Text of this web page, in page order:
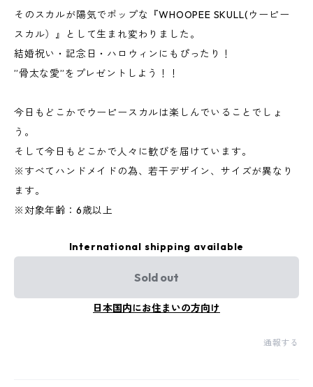
そのスカルが陽気でポップな『WHOOPEE SKULL(ウーピー
スカル）』として生まれ変わりました。
結婚祝い・記念日・ハロウィンにもぴったり！
”骨太な愛”をプレゼントしよう！！
今日もどこかでウーピースカルは楽しんでいることでしょ
う。
そして今日もどこかで人々に歓びを届けています。
※すべてハンドメイドの為、若干デザイン、サイズが異なり
ます。
※対象年齢：6歳以上
International shipping available
Sold out
日本国内にお住まいの方向け
通報する